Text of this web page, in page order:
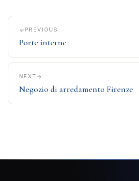
PREVIOUS
Porte interne
NEXT
Negozio di arredamento Firenze